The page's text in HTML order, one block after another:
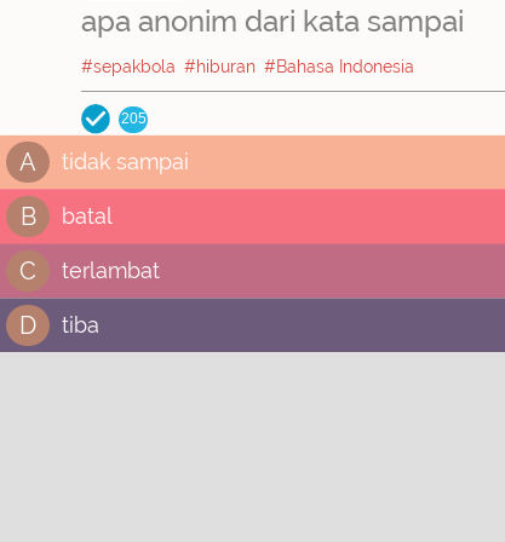
apa anonim dari kata sampai
#sepakbola #hiburan #Bahasa Indonesia
205
A tidak sampai
B batal
C terlambat
D tiba